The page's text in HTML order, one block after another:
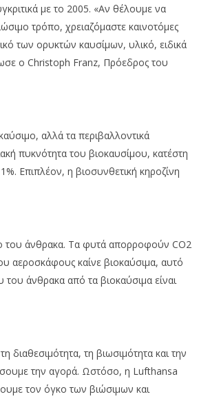
με το 2005. «Αν θέλουμε να
τρόπο, χρειαζόμαστε καινοτόμες
των ορυκτών καυσίμων, υλικό, ειδικά
ο Christoph Franz, Πρόεδρος του
αλλά τα περιβαλλοντικά
πυκνότητα του βιοκαυσίμου, κατέστη
Επιπλέον, η βιοσυνθετική κηροζίνη
του άνθρακα. Τα φυτά απορροφούν CO2
αεροσκάφους καίνε βιοκαύσιμα, αυτό
άνθρακα από τα βιοκαύσιμα είναι
τη βιωσιμότητα και την
την αγορά. Ωστόσο, η Lufthansa
τον όγκο των βιώσιμων και